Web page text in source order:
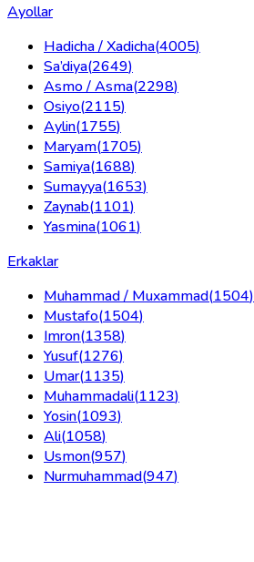
Ayollar
Hadicha / Xadicha(4005)
Sa’diya(2649)
Asmo / Asma(2298)
Osiyo(2115)
Aylin(1755)
Maryam(1705)
Samiya(1688)
Sumayya(1653)
Zaynab(1101)
Yasmina(1061)
Erkaklar
Muhammad / Muxammad(1504)
Mustafo(1504)
Imron(1358)
Yusuf(1276)
Umar(1135)
Muhammadali(1123)
Yosin(1093)
Ali(1058)
Usmon(957)
Nurmuhammad(947)